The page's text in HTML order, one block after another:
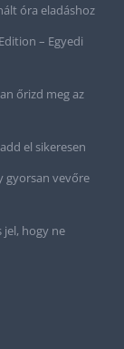
óra eladáshoz
– Egyedi
őrizd meg az
el sikeresen
gyorsan vevőre
jel, hogy ne